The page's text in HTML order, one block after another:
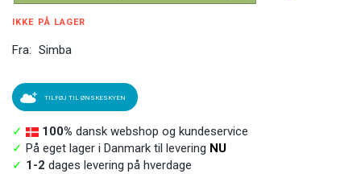
IKKE PÅ LAGER
Fra: Simba
TILFØJ TIL ØNSKESKYEN
✓ 100% dansk webshop og kundeservice
✓ På eget lager i Danmark til levering NU
✓ 1-2 dages levering på hverdage